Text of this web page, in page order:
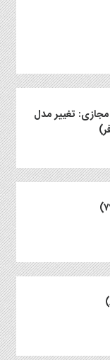
تغییر مدل